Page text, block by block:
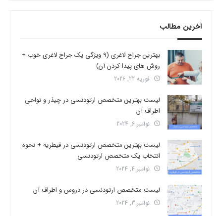
آخرین مطالب
بهترین جراح لاغری (9 ویژگی یک جراح لاغری خوب +
روش های پیدا کردن آن)
فوریه 22, 2026
لیست بهترین متخصص ارتودنسی در چیذر و نواحی
اطراف آن
نوامبر 6, 2024
لیست بهترین متخصص ارتودنسی در قیطریه + نحوه
انتخاب یک متخصص ارتودنسی
نوامبر 4, 2024
لیست متخصص ارتودنسی در دروس و اطراف آن
نوامبر 3, 2024